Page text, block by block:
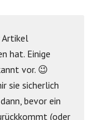
Artikel
hat. Einige
vor. 😉
sie sicherlich
bevor ein
(oder